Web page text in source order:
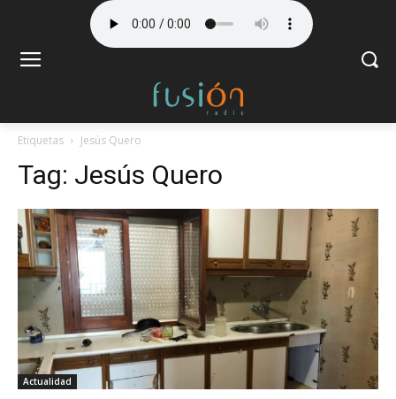
Etiquetas Jesús Quero
Tag: Jesús Quero
Actualidad